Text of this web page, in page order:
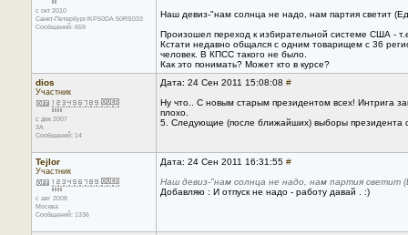
с окт 2010
Санкт-Петербург/KP50DA 50RS033
Сообщений: 659
Наш девиз-"нам солнца не надо, нам партия светит
Произошел переход к избирательной системе США -
Кстати недавно общался с одним товарищем с 36
человек. В КПСС такого не было.
Как это понимать? Может кто в курсе?
dios
Участник
с дек 2007
3A
Сообщений: 14
Дата: 24 Сен 2011 15:08:08 #
Ну что.. С новым старым президентом всех! Интрига
плохо.
5. Следующие (после ближайших) выборы президента
Tejlor
Участник
с авг 2008
Москва
Сообщений: 1336
Дата: 24 Сен 2011 16:31:55 #
Наш девиз-"нам солнца не надо, нам партия светит
Добавляю : И отпуск не надо - работу давай . :)